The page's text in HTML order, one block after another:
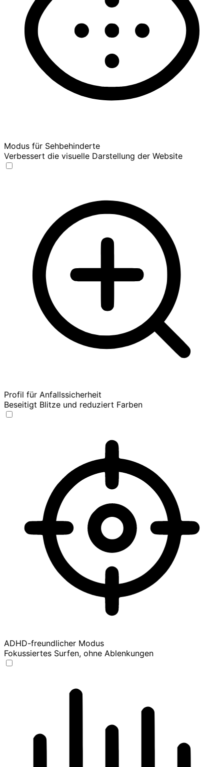
Modus für Sehbehinderte
Verbessert die visuelle Darstellung der Website
Profil für Anfallssicherheit
Beseitigt Blitze und reduziert Farben
ADHD-freundlicher Modus
Fokussiertes Surfen, ohne Ablenkungen